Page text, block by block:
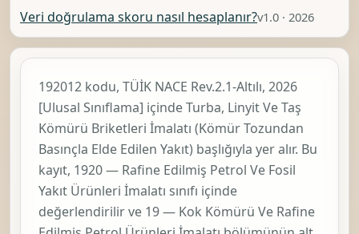
Veri doğrulama skoru nasıl hesaplanır?v1.0 · 2026
192012 kodu, TÜİK NACE Rev.2.1-Altılı, 2026
[Ulusal Sınıflama] içindeTurba, Linyit Ve Taş
Kömürü Briketleri İmalatı (Kömür Tozundan
Basınçla Elde Edilen Yakıt) başlığıyla yer alır. Bu
kayıt, 1920 — Rafine Edilmiş Petrol Ve Fosil
Yakıt Ürünleri İmalatı sınıfı içinde
değerlendirilir ve 19 — Kok Kömürü Ve Rafine